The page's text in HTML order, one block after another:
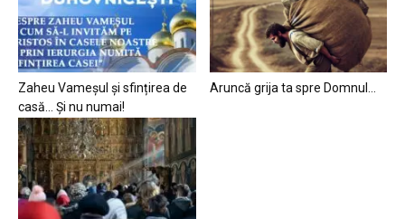
Zaheu Vameșul și sfințirea de
casă… Și nu numai!
Aruncă grija ta spre Domnul…